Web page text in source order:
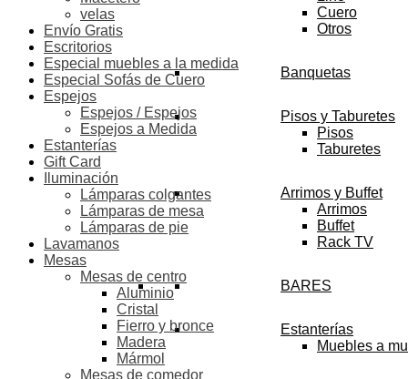
Cuero
Otros
Banquetas
Pisos y Taburetes
Pisos
Taburetes
Arrimos y Buffet
Arrimos
Buffet
Rack TV
BARES
Estanterías
Muebles a
velas
Envío Gratis
Escritorios
Especial muebles a la medida
Especial Sofás de Cuero
Espejos
Espejos / Espejos
Espejos a Medida
Estanterías
Gift Card
Iluminación
Lámparas colgantes
Lámparas de mesa
Lámparas de pie
Lavamanos
Mesas
Mesas de centro
Aluminio
Cristal
Fierro y bronce
Madera
Mármol
Mesas de comedor